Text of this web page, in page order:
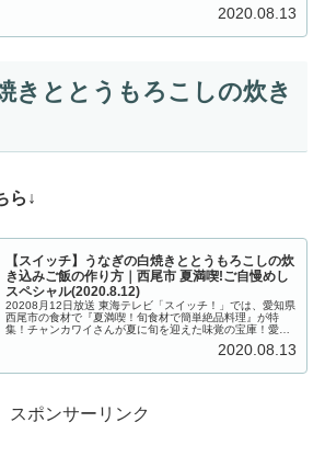
2020.08.13
きととうもろこしの炊き
ら↓
【スイッチ】うなぎの白焼きととうもろこしの炊
き込みご飯の作り方｜西尾市 夏満喫!ご自慢めし
スペシャル(2020.8.12)
20208月12日放送 東海テレビ「スイッチ！」では、愛知県
西尾市の食材で『夏満喫！旬食材で簡単絶品料理』が特
集！チャンカワイさんが夏に旬を迎えた味覚の宝庫！愛知
2020.08.13
スポンサーリンク